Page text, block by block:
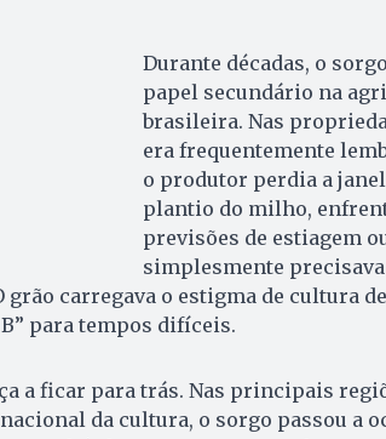
Durante décadas, o
papel secundário na
brasileira. Nas
era frequentemente
o produtor perdia a
plantio do milho,
previsões de estiagem
simplesmente
grão carregava o estigma de cultura
para tempos difíceis.
a ficar para trás. Nas principais
da cultura, o sorgo passou a